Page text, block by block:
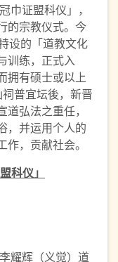
巾证盟科仪」，
的宗教仪式。今
设的「道教文化
训练，正式入
拥有硕士或以上
普宜坛後，新晋
弘法之重任，
，并运用个人的
，贡献社会。
科仪」
耀辉（义觉）道